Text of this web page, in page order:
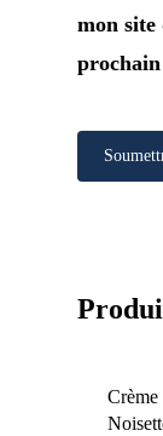
mon site
Crème